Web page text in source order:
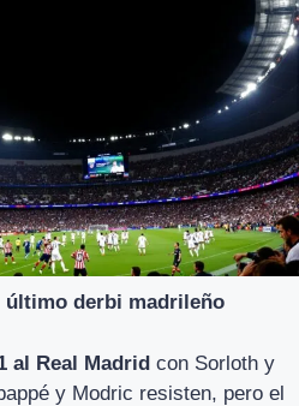
último derbi madrileño
al Real Madrid con Sorloth y
y Modric resisten, pero el